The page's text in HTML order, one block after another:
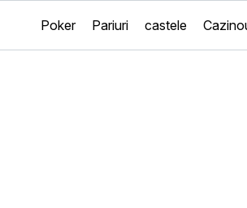
Poker Pariuri castele